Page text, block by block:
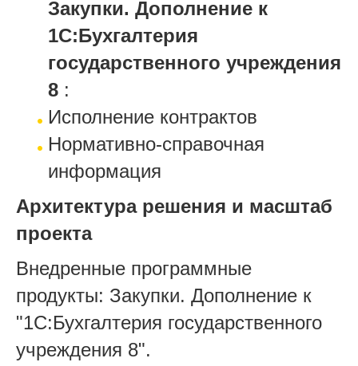
Закупки. Дополнение к
1С:Бухгалтерия
государственного учреждения
8 :
Исполнение контрактов
Нормативно-справочная
информация
Архитектура решения и масштаб
проекта
Внедренные программные
продукты: Закупки. Дополнение к
"1С:Бухгалтерия государственного
учреждения 8".